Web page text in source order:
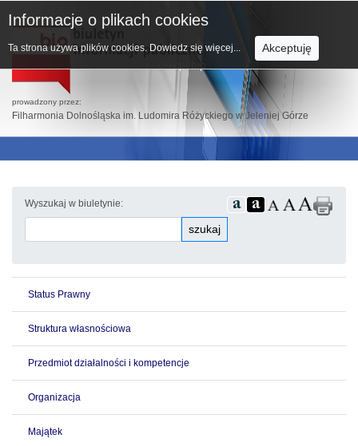
prowadzony przez:
Filharmonia Dolnośląska im. Ludomira Różyckiego w Jeleniej Górze
Wyszukaj w biuletynie:
szukaj
Status Prawny
Struktura własnościowa
Przedmiot działalności i kompetencje
Organizacja
Majątek
Informacje o plikach cookies
Ta strona używa plików cookies. Dowiedz się więcej... Akceptuję